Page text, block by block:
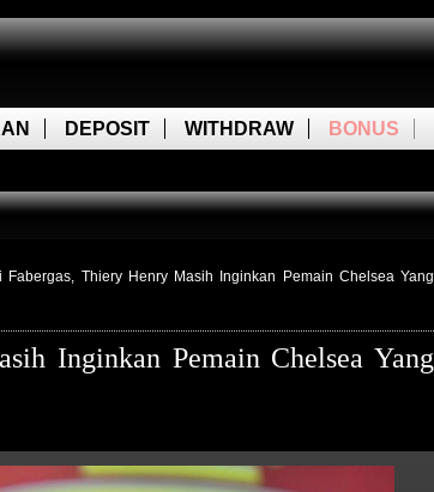
DEPOSIT WITHDRAW BONUS
Fabergas, Thiery Henry Masih Inginkan Pemain Chelsea Yang
Inginkan Pemain Chelsea Yang